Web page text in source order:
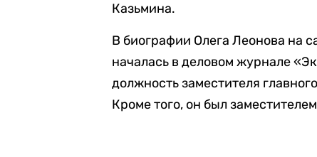
Казьмина.
В биографии Олега Леонова на
началась в деловом журнале
должность заместителя
Кроме того, он был